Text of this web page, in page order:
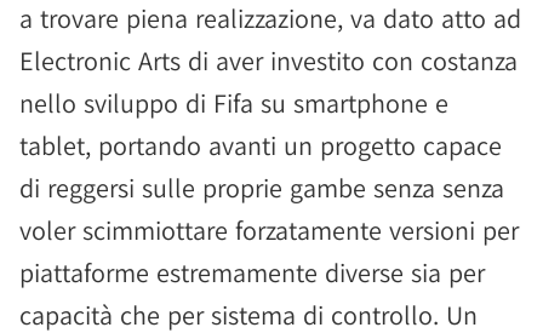
a trovare piena realizzazione, va dato atto ad
Electronic Arts di aver investito con costanza
nello sviluppo di Fifa su smartphone e
tablet, portando avanti un progetto capace
di reggersi sulle proprie gambe senza senza
voler scimmiottare forzatamente versioni per
piattaforme estremamente diverse sia per
capacità che per sistema di controllo. Un